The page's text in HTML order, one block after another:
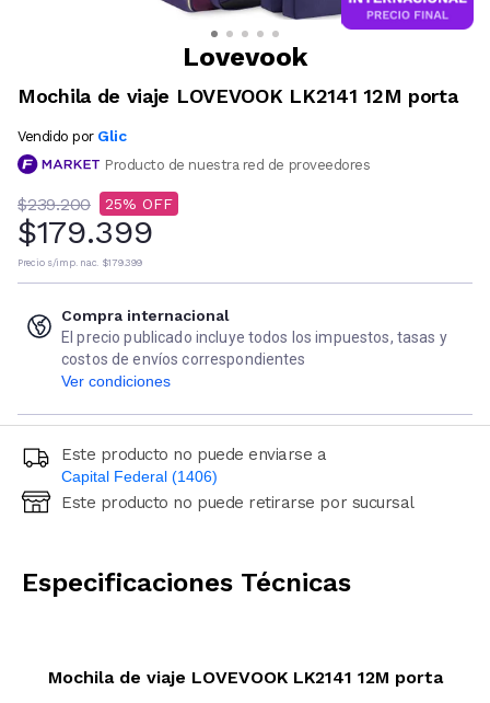
Lovevook
Mochila de viaje LOVEVOOK LK2141 12M porta
Vendido por Glic
Producto de nuestra red de proveedores
$239.200 25
$179.399
Precio s/imp. nac. $179.399
Compra internacional
El precio publicado incluye todos los impuestos, tasas y
costos de envíos correspondientes
Ver condiciones
Este producto no puede enviarse a
Capital Federal (1406)
Ingresá código postal (sólo números)
Este producto no puede retirarse por sucursal
Especificaciones Técnicas
Mochila de viaje LOVEVOOK LK2141 12M porta